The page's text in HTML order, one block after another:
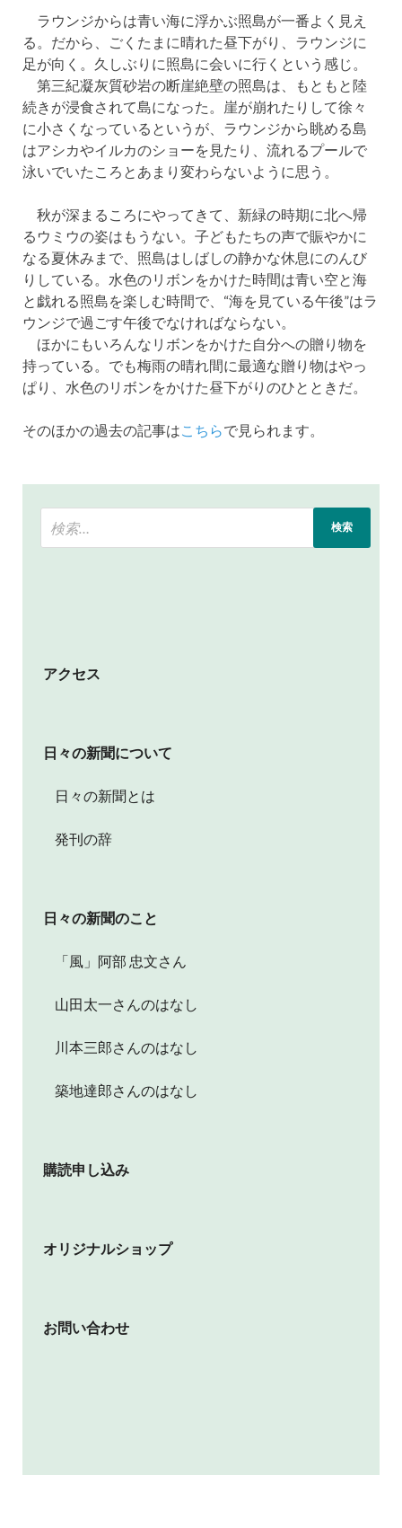
ラウンジからは青い海に浮かぶ照島が一番よく見え
る。だから、ごくたまに晴れた昼下がり、ラウンジに
足が向く。久しぶりに照島に会いに行くという感じ。
第三紀凝灰質砂岩の断崖絶壁の照島は、もともと陸
続きが浸食されて島になった。崖が崩れたりして徐々
に小さくなっているというが、ラウンジから眺める島
はアシカやイルカのショーを見たり、流れるプールで
泳いでいたころとあまり変わらないように思う。
秋が深まるころにやってきて、新緑の時期に北へ帰
るウミウの姿はもうない。子どもたちの声で賑やかに
なる夏休みまで、照島はしばしの静かな休息にのんび
りしている。水色のリボンをかけた時間は青い空と海
と戯れる照島を楽しむ時間で、“海を見ている午後”はラ
ウンジで過ごす午後でなければならない。
ほかにもいろんなリボンをかけた自分への贈り物を
持っている。でも梅雨の晴れ間に最適な贈り物はやっ
ぱり、水色のリボンをかけた昼下がりのひとときだ。
そのほかの過去の記事はこちらで見られます。
アクセス
日々の新聞について
日々の新聞とは
発刊の辞
日々の新聞のこと
「風」阿部 忠文さん
山田太一さんのはなし
川本三郎さんのはなし
築地達郎さんのはなし
購読申し込み
オリジナルショップ
お問い合わせ